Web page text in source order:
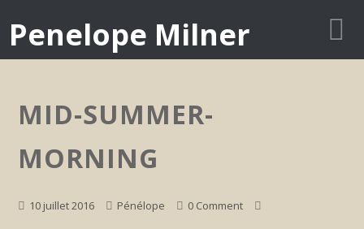
Penelope Milner
MID-SUMMER-
MORNING
10 juillet 2016 Pénélope 0 Comment